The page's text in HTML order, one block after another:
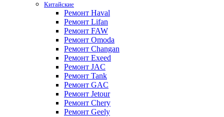
Китайские
Ремонт Haval
Ремонт Lifan
Ремонт FAW
Ремонт Omoda
Ремонт Changan
Ремонт Exeed
Ремонт JAC
Ремонт Tank
Ремонт GAC
Ремонт Jetour
Ремонт Chery
Ремонт Geely